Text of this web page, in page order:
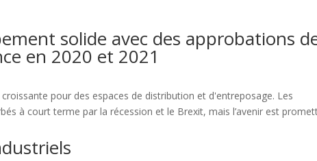
solide avec des approbations
en 2020 et 2021
pour des espaces de distribution et d'entreposage. Les
à court terme par la récession et le Brexit, mais l’avenir est